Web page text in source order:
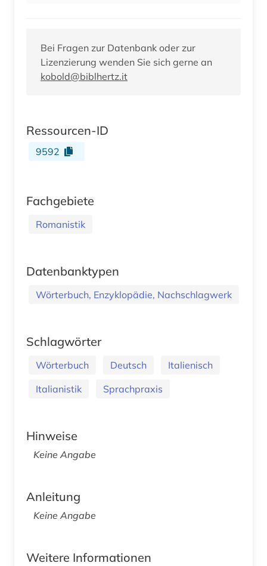
Bei Fragen zur Datenbank oder zur
Lizenzierung wenden Sie sich gerne an
kobold@biblhertz.it
Ressourcen-ID
9592
Fachgebiete
Romanistik
Datenbanktypen
Wörterbuch, Enzyklopädie, Nachschlagwerk
Schlagwörter
Wörterbuch Deutsch
Italienisch
Italianistik
Sprachpraxis
Hinweise
Keine Angabe
Anleitung
Keine Angabe
Weitere Informationen